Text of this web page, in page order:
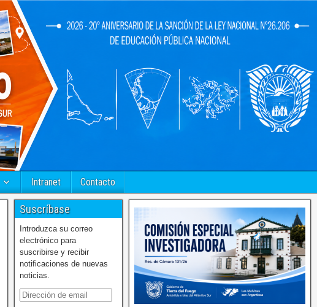
Intranet Contacto
Suscríbase
Introduzca su correo
electrónico para
suscribirse y recibir
notificaciones de nuevas
noticias.